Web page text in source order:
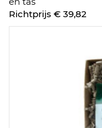
Richtprijs € 39,82